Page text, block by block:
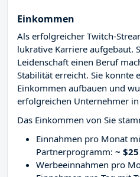
Einkommen
Als erfolgreicher Twitch-
lukrative Karriere aufgebaut.
Leidenschaft einen Beruf
Stabilität erreicht. Sie konnte
Einkommen aufbauen und
erfolgreichen Unternehmer
Das Einkommen von Sie
Einnahmen pro Monat
Partnerprogramm: ~ $25
Werbeeinnahmen pro